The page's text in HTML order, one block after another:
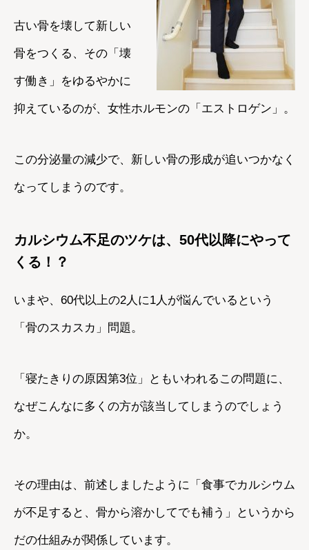
古い骨を壊して新しい
骨をつくる、その「壊
す働き」をゆるやかに
抑えているのが、女性ホルモンの「エストロゲン」。
この分泌量の減少で、新しい骨の形成が追いつかなく
なってしまうのです。
カルシウム不足のツケは、50代以降にやって
くる！？
いまや、60代以上の2人に1人が悩んでいるという
「骨のスカスカ」問題。
「寝たきりの原因第3位」ともいわれるこの問題に、
なぜこんなに多くの方が該当してしまうのでしょう
か。
その理由は、前述しましたように「食事でカルシウム
が不足すると、骨から溶かしてでも補う」というから
だの仕組みが関係しています。